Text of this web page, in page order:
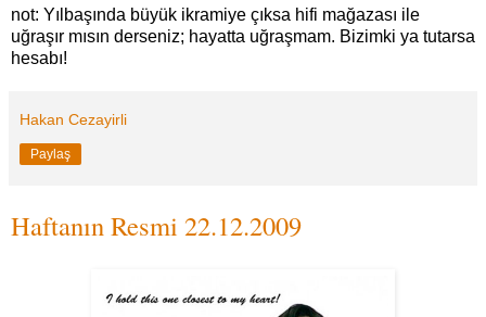
not: Yılbaşında büyük ikramiye çıksa hifi mağazası ile
uğraşır mısın derseniz; hayatta uğraşmam. Bizimki ya tutarsa
hesabı!
Hakan Cezayirli
Paylaş
Haftanın Resmi 22.12.2009